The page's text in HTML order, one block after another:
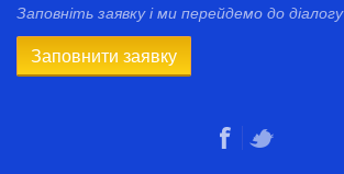
Заповніть заявку і ми перейдемо до діалогу
Заповнити заявку